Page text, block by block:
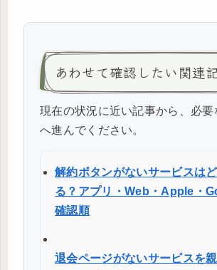
あわせて確認したい関連
現在の状況に近い記事から、必要
へ進んでください。
解約ボタンがないサービスは
る？アプリ・Web・Apple・
確認順
退会ページがないサービスを